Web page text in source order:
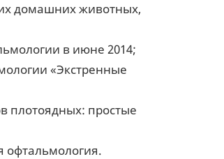
домашних животных,
в июне 2014;
«Экстренные
плотоядных: простые
офтальмология.